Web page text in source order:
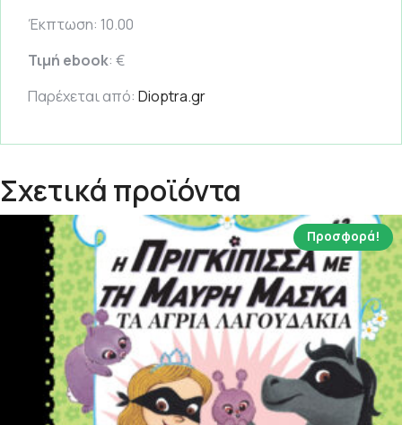
Έκπτωση: 10.00
Τιμή ebook: €
Παρέχεται από: Dioptra.gr
Σχετικά προϊόντα
Προσφορά!